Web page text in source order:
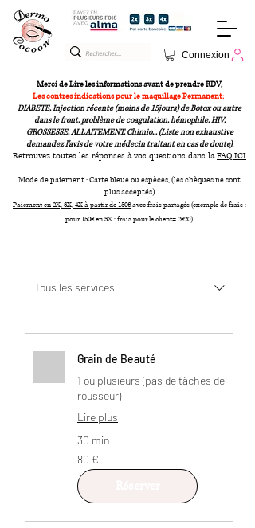
Connexion
Merci de Lire les informations avant de prendre RDV,
Les contres indications pour le maquillage Permanent:
DIABETE, Injection récente (moins de 15jours) de Botox ou autre
dans le front, problème de coagulation, hémophile, HIV,
GROSSESSE, ALLAITEMENT, Chimio... (Liste non exhaustive
demandez l'avis de votre médecin traitant en cas de doute).
Retrouvez toutes les réponses à vos questions dans laFAQ ICI
Mode de paiement : Carte bleue ou espèces, (les chèques ne sont
plus acceptés)
Paiement en 2X, 3X, 4X à partir de 150€avec frais partagés (exemple de frais :
pour 150€ en 3X : frais pour le client= 2€20)
Tous les services
Grain de Beauté
1 ou plusieurs (pas de tâches de
rousseur)
Lire plus
30 min
80
euros
80 €